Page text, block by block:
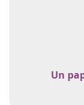
Un